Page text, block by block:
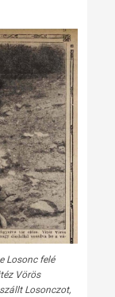
Losonc felé
Vörös
Losonczot,